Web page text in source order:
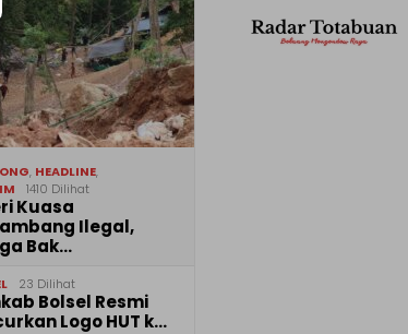
, HEADLINE,
1410 Dilihat
Kuasa
Ilegal,
Bak…
23 Dilihat
Bolsel Resmi
Logo HUT k…